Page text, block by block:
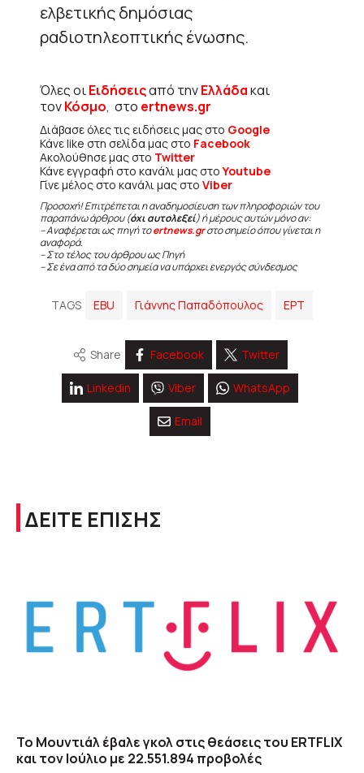
ελβετικής δημόσιας
ραδιοτηλεοπτικής ένωσης.
Όλες οιΕιδήσειςαπό τηνΕλλάδακαι
τονΚόσμο, στο ertnews.gr
Διάβασε όλες τις ειδήσεις μας στο Google
Κάνε like στη σελίδα μας στο Facebook
Ακολούθησε μας στο Twitter
Κάνε εγγραφή στο κανάλι μας στοYoutube
Γίνε μέλος στο κανάλι μας στο Viber
Προσοχή! Επιτρέπεται η αναδημοσίευση των πληροφοριών του
παραπάνω άρθρου (όχι αυτολεξεί) ή μέρους αυτών μόνο αν:
– Αναφέρεται ως πηγή τοertnews.grστο σημείο όπου γίνεται η
αναφορά.
– Στο τέλος του άρθρου ως Πηγή
– Σε ένα από τα δύο σημεία να υπάρχει ενεργός σύνδεσμος
TAGS EBU Γιάννης Παπαδόπουλος ΕΡΤ
Share Facebook Twitter
Linkedin Viber WhatsApp
Email
ΔΕΙΤΕ ΕΠΙΣΗΣ
Το Μουντιάλ έβαλε γκολ στις θεάσεις του ERTFLIX
και τον Ιούλιο με 22.551.894 προβολές